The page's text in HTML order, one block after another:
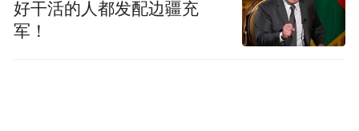
好干活的人都发配边疆充
军！